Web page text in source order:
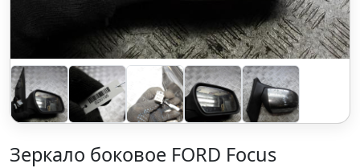
Зеркало боковое FORD Focus